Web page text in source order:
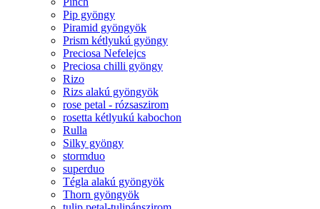
Pip gyöngy
Piramid gyöngyök
Prism kétlyukú gyöngy
Preciosa Nefelejcs
Preciosa chilli gyöngy
Rizo
Rizs alakú gyöngyök
rose petal - rózsaszirom
rosetta kétlyukú kabochon
Rulla
Silky gyöngy
stormduo
superduo
Tégla alakú gyöngyök
Thorn gyöngyök